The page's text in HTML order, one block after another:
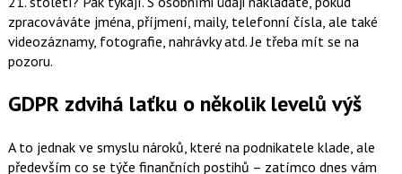
zpracováváte jména, příjmení, maily, telefonní čísla, ale také
videozáznamy, fotografie, nahrávky atd. Je třeba mít se na
pozoru.
GDPR zdvihá laťku o několik levelů výš
A to jednak ve smyslu nároků, které na podnikatele klade, ale
především co se týče finančních postihů – zatímco dnes vám